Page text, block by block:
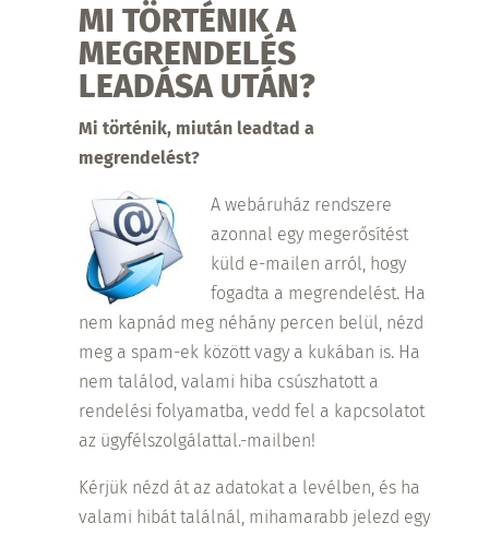
MI TÖRTÉNIK A
MEGRENDELÉS
LEADÁSA UTÁN?
Mi történik, miután leadtad a
megrendelést?
A webáruház rendszere
azonnal egy megerősítést
küld e-mailen arról, hogy
fogadta a megrendelést. Ha
nem kapnád meg néhány percen belül, nézd
meg a spam-ek között vagy a kukában is. Ha
nem találod, valami hiba csúszhatott a
rendelési folyamatba, vedd fel a kapcsolatot
az ügyfélszolgálattal.-mailben!
Kérjük nézd át az adatokat a levélben, és ha
valami hibát találnál, mihamarabb jelezd egy